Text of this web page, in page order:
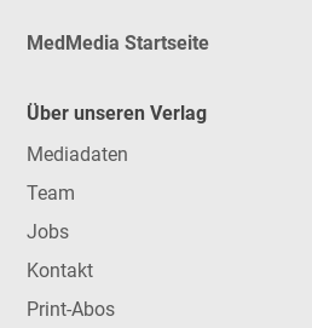
MedMedia Startseite
Über unseren Verlag
Mediadaten
Team
Jobs
Kontakt
Print-Abos